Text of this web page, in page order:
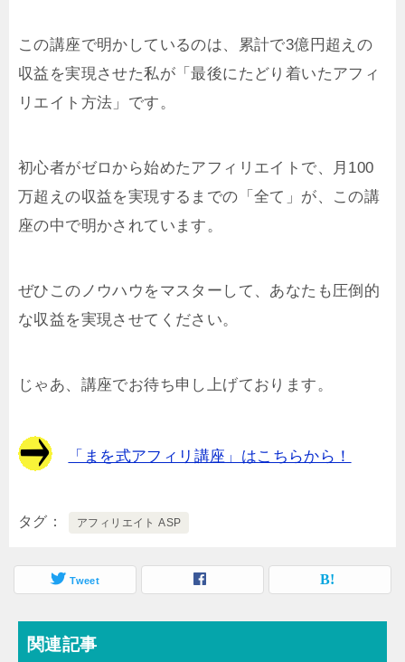
この講座で明かしているのは、累計で3億円超えの
収益を実現させた私が「最後にたどり着いたアフィ
リエイト方法」です。
初心者がゼロから始めたアフィリエイトで、月100
万超えの収益を実現するまでの「全て」が、この講
座の中で明かされています。
ぜひこのノウハウをマスターして、あなたも圧倒的
な収益を実現させてください。
じゃあ、講座でお待ち申し上げております。
「まを式アフィリ講座」はこちらから！
タグ アフィリエイト ASP
Tweet
関連記事